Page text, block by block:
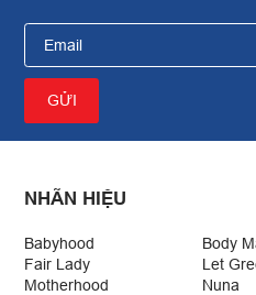
NHÃN HIỆU
Babyhood
Body
Fair Lady
Let
Motherhood
Nuna